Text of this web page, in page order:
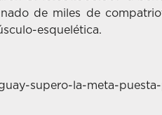
de miles de
esquelética.